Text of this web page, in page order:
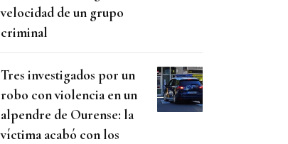
velocidad de un grupo
criminal
Tres investigados por un
robo con violencia en un
alpendre de Ourense: la
víctima acabó con los